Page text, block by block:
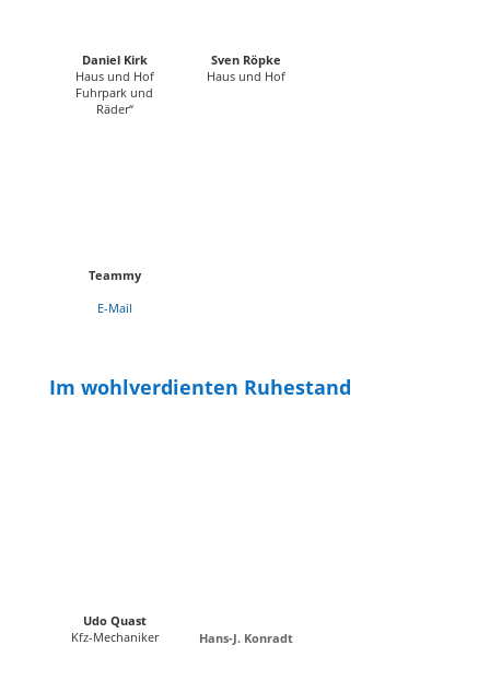
Daniel Kirk
Haus und Hof
Fuhrpark und
Räder“
Sven Röpke
Haus und Hof
Teammy
E-Mail
Im wohlverdienten Ruhestand
Udo Quast
Kfz-Mechaniker
Hans-J. Konradt